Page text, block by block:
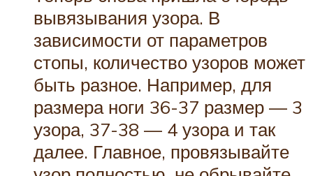
вывязывания узора. В
зависимости от параметров
стопы, количество узоров может
быть разное. Например, для
размера ноги 36-37 размер — 3
узора, 37-38 — 4 узора и так
далее. Главное, провязывайте